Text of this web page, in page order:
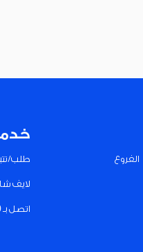
الفروع طلب/
لايف
اتصل بـ 19900